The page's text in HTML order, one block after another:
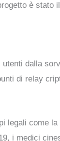
è
dalla
di relay
legali come
i medici